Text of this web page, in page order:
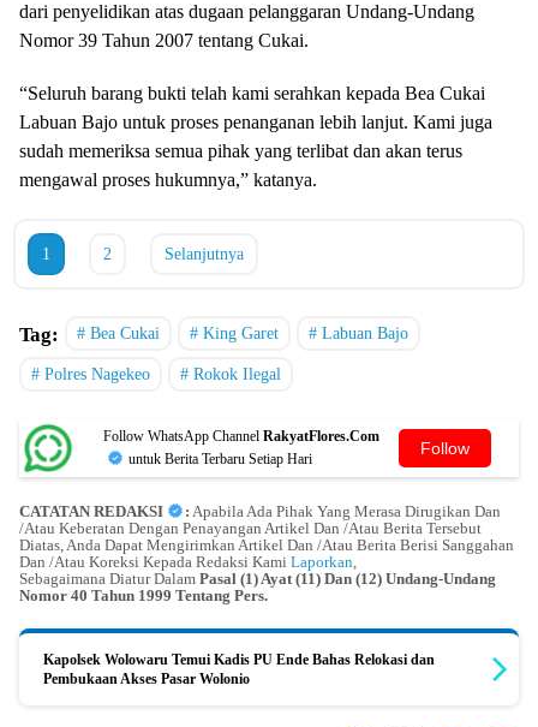
dari penyelidikan atas dugaan pelanggaran Undang-Undang
Nomor 39 Tahun 2007 tentang Cukai.
“Seluruh barang bukti telah kami serahkan kepada Bea Cukai
Labuan Bajo untuk proses penanganan lebih lanjut. Kami juga
sudah memeriksa semua pihak yang terlibat dan akan terus
mengawal proses hukumnya,” katanya.
1 2 Selanjutnya
Tag: Bea Cukai King Garet Labuan Bajo
Polres Nagekeo Rokok Ilegal
Follow WhatsApp Channel RakyatFlores.Com
untuk Berita Terbaru Setiap Hari
Follow
CATATAN REDAKSI : Apabila Ada Pihak Yang Merasa Dirugikan Dan
/Atau Keberatan Dengan Penayangan Artikel Dan /Atau Berita Tersebut
Diatas, Anda Dapat Mengirimkan Artikel Dan /Atau Berita Berisi Sanggahan
Dan /Atau Koreksi Kepada Redaksi Kami Laporkan,
Sebagaimana Diatur Dalam Pasal (1) Ayat (11) Dan (12) Undang-Undang
Nomor 40 Tahun 1999 Tentang Pers.
Kapolsek Wolowaru Temui Kadis PU Ende Bahas Relokasi dan
Pembukaan Akses Pasar Wolonio